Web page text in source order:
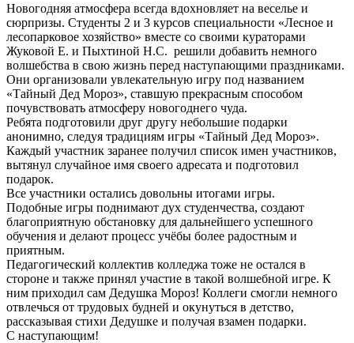
Новогодняя атмосфера всегда вдохновляет на веселье и
сюрпризы. Студенты 2 и 3 курсов специальности «Лесное и
лесопарковое хозяйство» вместе со своими кураторами
Жуковой Е. и Пыхтиной Н.С. решили добавить немного
волшебства в свою жизнь перед наступающими праздниками.
Они организовали увлекательную игру под названием
«Тайный Дед Мороз», ставшую прекрасным способом
почувствовать атмосферу новогоднего чуда.
Ребята подготовили друг другу небольшие подарки
анонимно, следуя традициям игры «Тайный Дед Мороз».
Каждый участник заранее получил список имен участников,
вытянул случайное имя своего адресата и подготовил
подарок.
Все участники остались довольны итогами игры.
Подобные игры поднимают дух студенчества, создают
благоприятную обстановку для дальнейшего успешного
обучения и делают процесс учёбы более радостным и
приятным.
Педагогический коллектив колледжа тоже не остался в
стороне и также принял участие в такой волшебной игре. К
ним приходил сам Дедушка Мороз! Коллеги смогли немного
отвлечься от трудовых будней и окунуться в детство,
рассказывая стихи Дедушке и получая взамен подарки.
С наступающим!